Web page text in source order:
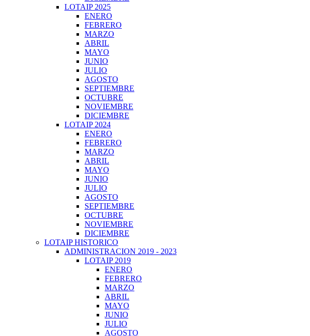
LOTAIP 2025
ENERO
FEBRERO
MARZO
ABRIL
MAYO
JUNIO
JULIO
AGOSTO
SEPTIEMBRE
OCTUBRE
NOVIEMBRE
DICIEMBRE
LOTAIP 2024
ENERO
FEBRERO
MARZO
ABRIL
MAYO
JUNIO
JULIO
AGOSTO
SEPTIEMBRE
OCTUBRE
NOVIEMBRE
DICIEMBRE
LOTAIP HISTORICO
ADMINISTRACION 2019 - 2023
LOTAIP 2019
ENERO
FEBRERO
MARZO
ABRIL
MAYO
JUNIO
JULIO
AGOSTO